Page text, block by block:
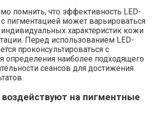
помнить, что эффективность LED-
пигментацией может варьироваться
характеристик кожи
Перед использованием LED-
проконсультироваться с
определения наиболее подходящего
сеансов для достижения
воздействуют на пигментные